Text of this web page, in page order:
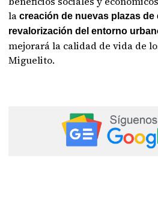
la creación de nuevas plazas de
revalorización del entorno
mejorará la calidad de vida de
Miguelito.